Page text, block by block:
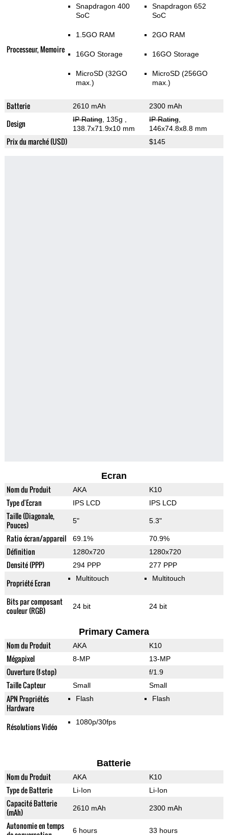
Processeur, Memoire
Snapdragon 400
SoC
1.5GO RAM
16GO Storage
MicroSD (32GO
max.)
Snapdragon 652
SoC
2GO RAM
16GO Storage
MicroSD (256GO
max.)
Batterie 2610 mAh 2300 mAh
Design IP Rating, 135g
138.7x71.9x10 mm
IP Rating,
146x74.8x8.8 mm
Prix du marché (USD) $145
Ecran
Nom du Produit AKA K10
Type d'Ecran IPS LCD IPS LCD
Taille (Diagonale,
Pouces)
5" 5.3"
Ratio écran/appareil 69.1% 70.9%
Définition 1280x720 1280x720
Densité (PPP) 294 PPP 277 PPP
Propriété Ecran Multitouch Multitouch
Bits par composant
couleur (RGB)
24 bit 24 bit
Primary Camera
Nom du Produit AKA K10
Mégapixel 8-MP 13-MP
Ouverture (f-stop) f/1.9
Taille Capteur Small Small
APN Propriétés
Hardware
Flash Flash
Résolutions Vidéo 1080p/30fps
Batterie
Nom du Produit AKA K10
Type de Batterie Li-Ion Li-Ion
Capacité Batterie
(mAh)
2610 mAh 2300 mAh
Autonomie en temps
6 hours 33 hours